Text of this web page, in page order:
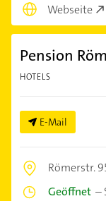
Webseite
Pension
HOTELS
E-Mail
Römerstr.
Geöffnet –